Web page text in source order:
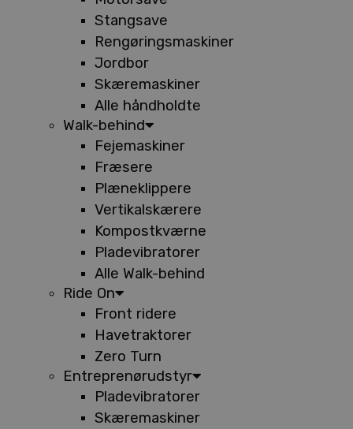
Stangsave
Rengøringsmaskiner
Jordbor
Skæremaskiner
Alle håndholdte
Walk-behind
Fejemaskiner
Fræsere
Plæneklippere
Vertikalskærere
Kompostkværne
Pladevibratorer
Alle Walk-behind
Ride On
Front ridere
Havetraktorer
Zero Turn
Entreprenørudstyr
Pladevibratorer
Skæremaskiner